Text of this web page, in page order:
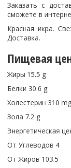
Заказать с
сможете в
Красная икра.
Доставка.
Пищевая
Жиры 15.5 g
Белки 30.6 g
Холестерин 310 mg
Зола 7.2 g
Энергетическая
От Углеводов 4
От Жиров 103.5